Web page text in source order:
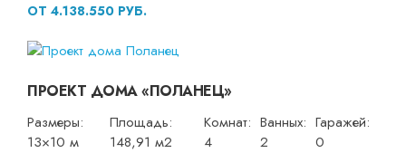
ОТ 4.138.550 РУБ.
ПРОЕКТ ДОМА «ПОЛАНЕЦ»
Размеры:
13×10 м
Площадь:
148,91 м2
Комнат:
4
Ванных:
2
Гаражей:
0